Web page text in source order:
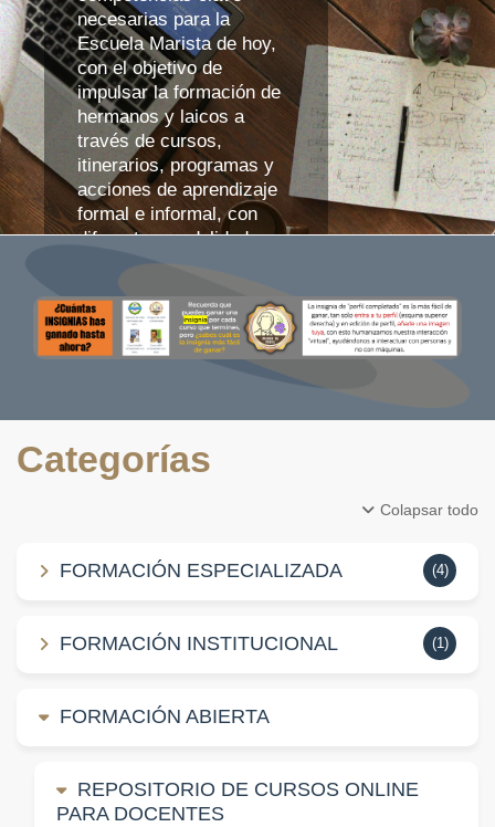
necesarias para la
Escuela Marista de hoy,
con el objetivo de
impulsar la formación de
hermanos y laicos a
través de cursos,
itinerarios, programas y
acciones de aprendizaje
formal e informal, con
diferentes modalidades y
virtual que actúa como el
principal punto de
encuentro.
Categorías
Colapsar todo
FORMACIÓN ESPECIALIZADA (4)
FORMACIÓN INSTITUCIONAL (1)
FORMACIÓN ABIERTA
REPOSITORIO DE CURSOS ONLINE
PARA DOCENTES